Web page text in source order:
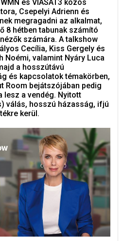
és VIASAT3 közös
Csepelyi Adrienn és
megragadni az alkalmat,
8 hétben tabunak számító
számára. A talkshow
Cecília, Kiss Gergely és
Noémi, valamint Nyáry Luca
a hosszútávú
és kapcsolatok témakörben,
Room bejátszójában pedig
lesz a vendég. Nyitott
válás, hosszú házasság, ifjú
kerül.